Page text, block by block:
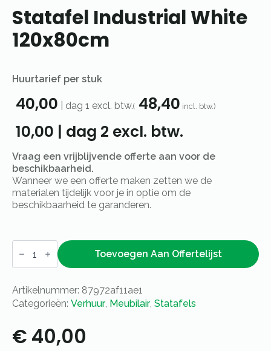
Statafel Industrial White
120x80cm
Huurtarief per stuk
40,00 dag 1 excl. btw.( 48,40 incl. btw.)
10,00 | dag 2 excl. btw.
Vraag een vrijblijvende offerte aan voor de
beschikbaarheid.
Wanneer we een offerte maken zetten we de
materialen tijdelijk voor je in optie om de
beschikbaarheid te garanderen.
Statafel
Industrial
Toevoegen Aan Offertelijst
Artikelnummer: 87972af11ae1
Categorieën: Verhuur, Meubilair, Statafels
€ 40,00